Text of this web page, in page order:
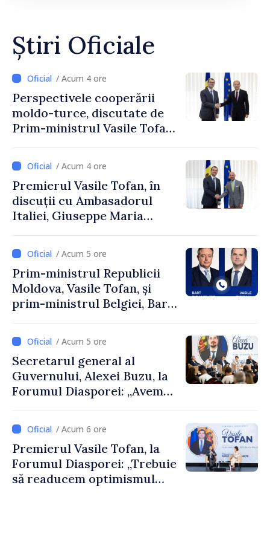
Știri Oficiale
/ Acum 4 ore
Perspectivele cooperării
moldo-turce, discutate de
Prim-ministrul Vasile Tofan
Uygar Mustafa Sertel
/ Acum 4 ore
Premierul Vasile Tofan, în
discuții cu Ambasadorul
Italiei, Giuseppe Maria
/ Acum 5 ore
Prim-ministrul Republicii
Moldova, Vasile Tofan, și
prim-ministrul Belgiei, Bart
despre parcursul european
al Republicii Moldova.
/ Acum 5 ore
Secretarul general al
Guvernului, Alexei Buzu, la
Forumul Diasporei: „Avem
dumneavoastră pentru a
construi comunități mai
puternice”
/ Acum 6 ore
Premierul Vasile Tofan, la
Forumul Diasporei: „Trebuie
să readucem optimismul